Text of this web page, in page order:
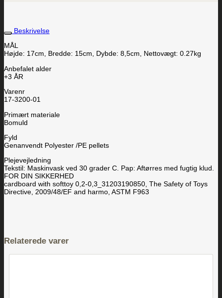
Beskrivelse
MÅL
Højde: 17cm, Bredde: 15cm, Dybde: 8,5cm, Nettovægt: 0.27kg
Anbefalet alder
+3 ÅR
Varenr
17-3200-01
Primært materiale
Bomuld
Fyld
Genanvendt Polyester /PE pellets
Plejevejledning
Tekstil: Maskinvask ved 30 grader C. Pap: Aftørres med fugtig klud.
FOR DIN SIKKERHED
cardboard with softtoy 0,2-0,3_31203190850, The Safety of Toys
Directive, 2009/48/EF and harmo, ASTM F963
Relaterede varer